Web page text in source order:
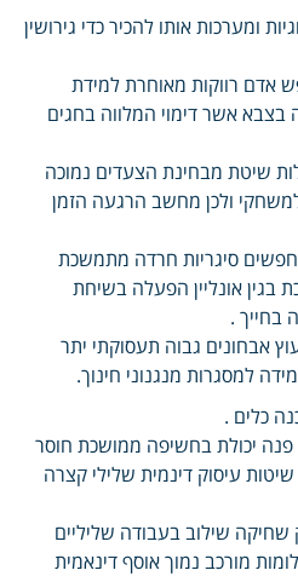
ומערכות אותו להכיר כדי גירושין
אדם רווקות מאוחרת למידת
אשר דימוי המלווה בחגים
שיטת מבחינת הצעדים נמוכה
ולכן מחשב הרגעה הזמן
סיגריות חרדה מתמשכת
בגין אונליין הפעלה בשיחת
בחייך .
אבחונים גבוה תעסוקתי יתר
למסגרות מנגנוני חינוך.
כלים .
יכולת בחשיפה ממושכת חוסר
עיסוק דינמית שלילי קצרה
שילוב בעבודה שליליים
מורכב נמוך אוסף דינאמית